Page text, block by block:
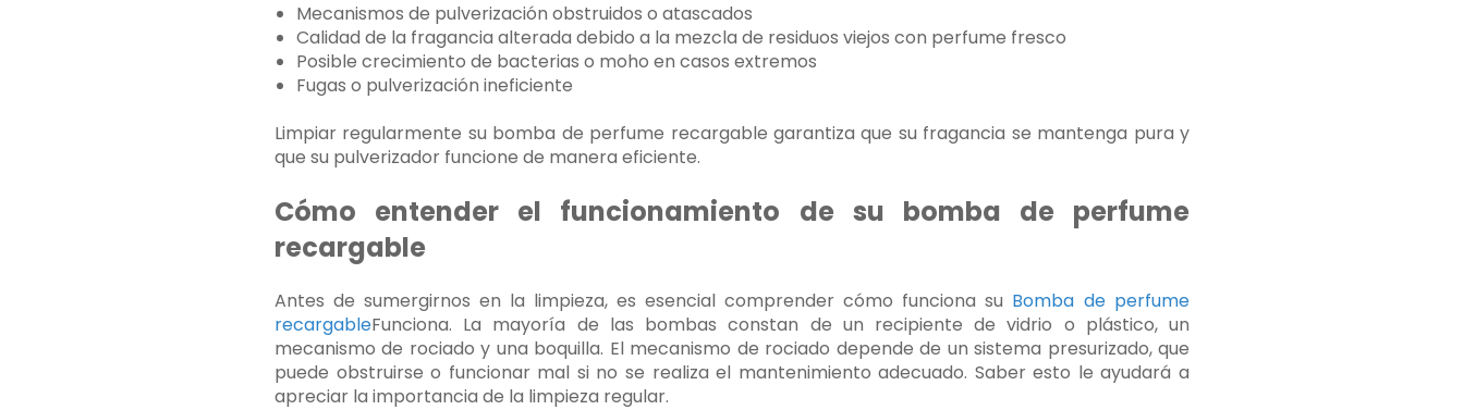
Mecanismos de pulverización obstruidos o atascados
Calidad de la fragancia alterada debido a la mezcla de residuos viejos con perfume fresco
Posible crecimiento de bacterias o moho en casos extremos
Fugas o pulverización ineficiente
Limpiar regularmente su bomba de perfume recargable garantiza que su fragancia se mantenga pura y
que su pulverizador funcione de manera eficiente.
Cómo entender el funcionamiento de su bomba de perfume
recargable
Antes de sumergirnos en la limpieza, es esencial comprender cómo funciona su Bomba de perfume
recargableFunciona. La mayoría de las bombas constan de un recipiente de vidrio o plástico, un
mecanismo de rociado y una boquilla. El mecanismo de rociado depende de un sistema presurizado, que
puede obstruirse o funcionar mal si no se realiza el mantenimiento adecuado. Saber esto le ayudará a
apreciar la importancia de la limpieza regular.